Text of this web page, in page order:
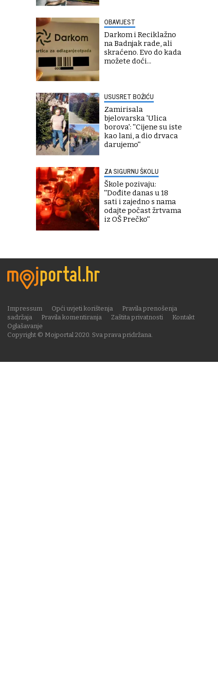
OBAVIJEST
Darkom i Reciklažno
na Badnjak rade, ali
skraćeno. Evo do kada
možete doći...
USUSRET BOŽIĆU
Zamirisala
bjelovarska 'Ulica
borova': ''Cijene su iste
kao lani, a dio drvaca
darujemo''
ZA SIGURNU ŠKOLU
Škole pozivaju:
''Dođite danas u 18
sati i zajedno s nama
odajte počast žrtvama
iz OŠ Prečko''
Copyright © Mojportal 2020. Sva prava pridržana.
Impressum Opći uvjeti korištenja
Pravila prenošenja
sadržaja
Pravila komentiranja Zaštita privatnosti
Kontakt
Oglašavanje